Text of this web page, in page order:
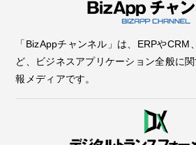
「BizAppチャンネル」は、ERPやCRM
ど、ビジネスアプリケーション全般に
報メディアです。